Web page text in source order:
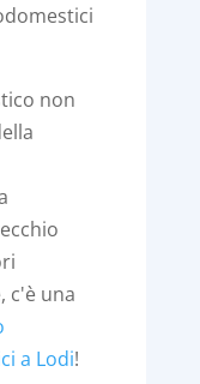
non
c'è una
a Lodi!